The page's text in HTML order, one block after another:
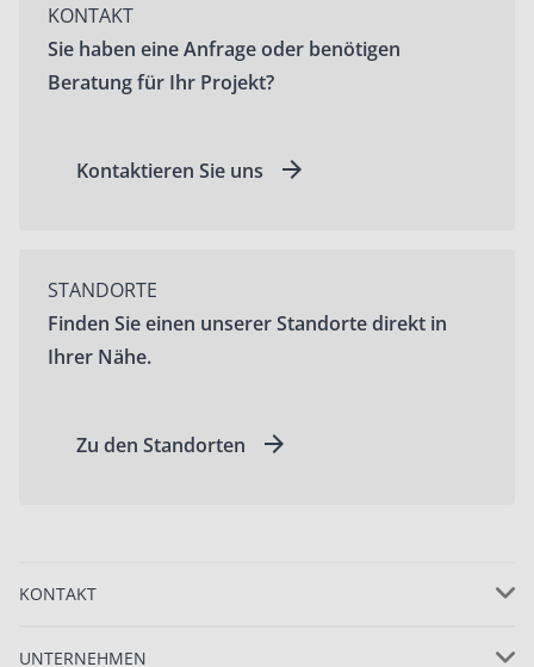
KONTAKT
Sie haben eine Anfrage oder benötigen
Beratung für Ihr Projekt?
Kontaktieren Sie uns
STANDORTE
Finden Sie einen unserer Standorte direkt in
Ihrer Nähe.
Zu den Standorten
KONTAKT
UNTERNEHMEN